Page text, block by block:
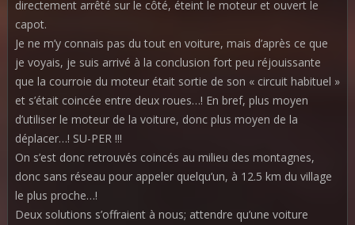
directement arrêté sur le côté, éteint le moteur et ouvert le
capot.
Je ne m’y connais pas du tout en voiture, mais d’après ce que
je voyais, je suis arrivé à la conclusion fort peu réjouissante
que la courroie du moteur était sortie de son « circuit habituel »
et s’était coincée entre deux roues…! En bref, plus moyen
d’utiliser le moteur de la voiture, donc plus moyen de la
déplacer…! SU-PER !!!
On s’est donc retrouvés coincés au milieu des montagnes,
donc sans réseau pour appeler quelqu’un, à 12.5 km du village
le plus proche…!
Deux solutions s’offraient à nous; attendre qu’une voiture